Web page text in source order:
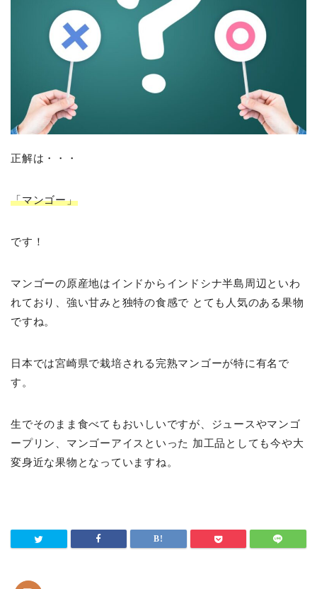
正解は・・・
「マンゴー」
です！
マンゴーの原産地はインドからインドシナ半島周辺といわ
れており、強い甘みと独特の食感で とても人気のある果物
ですね。
日本では宮崎県で栽培される完熟マンゴーが特に有名で
す。
生でそのまま食べてもおいしいですが、ジュースやマンゴ
ープリン、マンゴーアイスといった 加工品としても今や大
変身近な果物となっていますね。